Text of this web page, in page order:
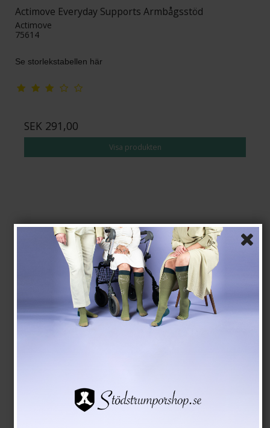
Actimove Everyday Supports Armbågsstöd
Actimove
75614
Se storlekstabellen här
SEK 291,00
Visa produkten